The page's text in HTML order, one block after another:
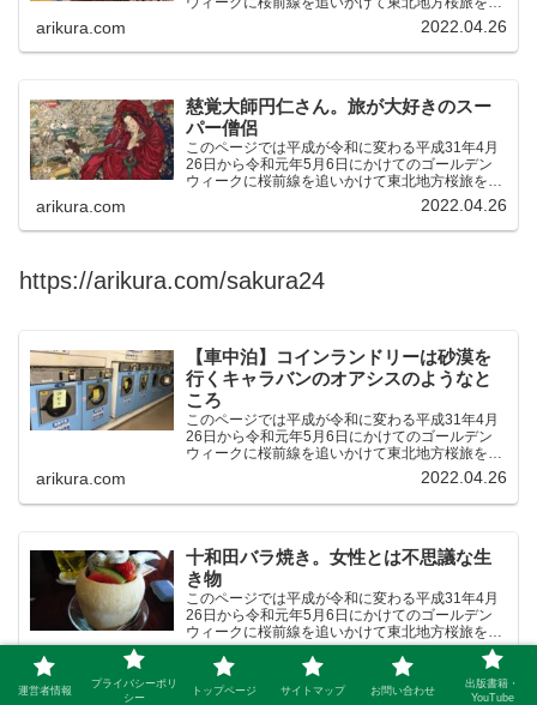
中泊大遠征10泊11日した時の記録をまとめたも
のです。（結論）「桜前線なんてものはテレビの
中にしか存在し...
arikura.com 2022.04.26
慈覚大師円仁さん。旅が大好きのスー
パー僧侶
このページでは平成が令和に変わる平成31年4月
26日から令和元年5月6日にかけてのゴールデン
ウィークに桜前線を追いかけて東北地方桜旅を車
中泊大遠征10泊11日した時の記録をまとめたも
のです。（結論）「桜前線なんてものはテレビの
中にしか存在し...
arikura.com 2022.04.26
https://arikura.com/sakura24
【車中泊】コインランドリーは砂漠を
行くキャラバンのオアシスのようなと
ころ
このページでは平成が令和に変わる平成31年4月
26日から令和元年5月6日にかけてのゴールデン
ウィークに桜前線を追いかけて東北地方桜旅を車
中泊大遠征10泊11日した時の記録をまとめたも
のです。（結論）「桜前線なんてものはテレビの
中にしか存在し...
arikura.com 2022.04.26
十和田バラ焼き。女性とは不思議な生
き物
このページでは平成が令和に変わる平成31年4月
26日から令和元年5月6日にかけてのゴールデン
ウィークに桜前線を追いかけて東北地方桜旅を車
中泊大遠征10泊11日した時の記録をまとめたも
のです。（結論）「桜前線なんてものはテレビの
中にしか存在し...
arikura.com 2022.04.26
運営者情報
プライバシーポリ
シー
トップページ サイトマップ お問い合わせ
出版書籍・
YouTube